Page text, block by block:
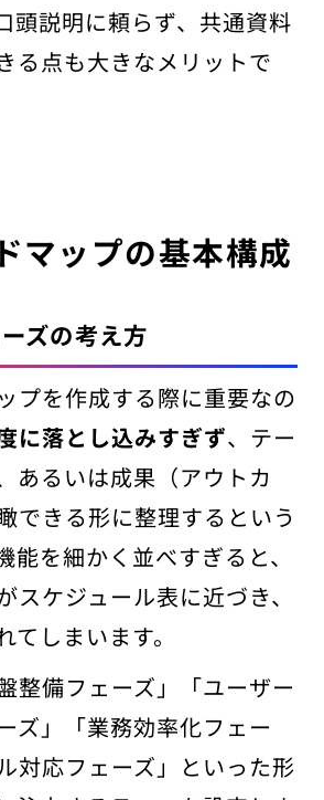
頭説明に頼らず、共通資料
る点も大きなメリットで
マップの基本構成
ズの考え方
プを作成する際に重要なの
に落とし込みすぎず、テー
あるいは成果（アウトカ
できる形に整理するという
能を細かく並べすぎると、
スケジュール表に近づき、
しまいます。
整備フェーズ」「ユーザー
ズ」「業務効率化フェー
対応フェーズ」といった形